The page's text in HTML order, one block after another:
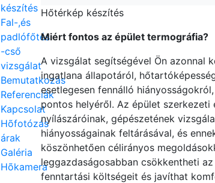
készítés
Fal-,és
padlófőtés
-cső
vizsgálat
Bemutatkozás
Referenciák
Kapcsolat
Hõfotózás
árak
Galéria
Hõkamera
Hőtérkép készítés
Miért fontos az épület termográfia?
A vizsgálat segítségével Ön azonnal
ingatlana állapotáról,
esetlegesen fennálló
pontos helyéről. Az épület szerkezeti
nyílászáróinak, gépészetének
hiányosságainak feltárásával, és
köszönhetően célirányos
leggazdaságosabban csökkentheti
fenntartási költségeit és javíthat